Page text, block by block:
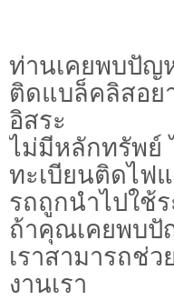
ท่านเคยพบปัญ
ติดแบล็คลิสอ
อิสระ
ไม่มีหลักทรัพย์
ทะเบียนติดไฟ
รถถูกนำไปใช้
ถ้าคุณเคยพบปั
เราสามารถช่
งานเรา